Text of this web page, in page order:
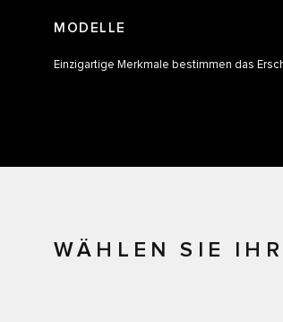
MODELLE
Einzigartige Merkmale bestimmen das
WÄHLEN SIE